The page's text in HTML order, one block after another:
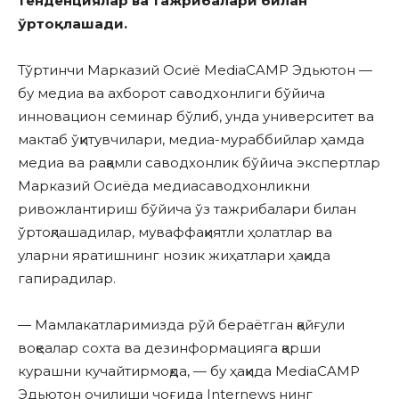
ўртоқлашади.
Тўртинчи Марказий Осиё MediaCAMP Эдьютон —
бу медиа ва ахборот саводхонлиги бўйича
инновацион семинар бўлиб, унда университет ва
мактаб ўқитувчилари, медиа-мураббийлар ҳамда
медиа ва рақамли саводхонлик бўйича экспертлар
Марказий Осиёда медиасаводхонликни
ривожлантириш бўйича ўз тажрибалари билан
ўртоқлашадилар, муваффақиятли ҳолатлар ва
уларни яратишнинг нозик жиҳатлари ҳақида
гапирадилар.
— Мамлакатларимизда рўй бераётган қайғули
воқеалар сохта ва дезинформацияга қарши
курашни кучайтирмоқда, — бу ҳақида MediaCAMP
Эдьютон очилиши чоғида Internews нинг